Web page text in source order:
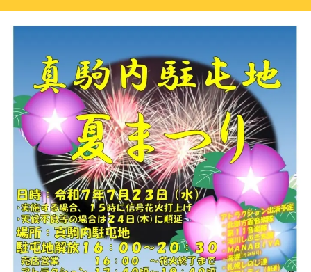
8月2日(土) 澄川第九町内会納涼祭＠せせらぎ公園
8月3日(日) 澄川第四町内会夏祭り・盆踊り＠澄川ふれあ
い公園
8月6日(水)・7日(木)子ども盆踊り大会＠精進川公園
8月9日(土) 澄川第5町内会夏まつり＠澄川すずらん公園
8月9日(土) 南沢地区納涼盆踊り＠南沢えいと公園
【昨年実施】8月31日(土) いしやまキャンドルナイト202
4＠石山緑地
9月13日(土) 秋まつり 澄川パフォーマンス通り＠すみかわ
地区センター周辺
9月15日(月・祝)定山渓病院「祭」2025
9月20日(土)・21日(日)たきの秋空文化祭2025～札幌南
マルシェ～＠滝野すずらん丘陵公園